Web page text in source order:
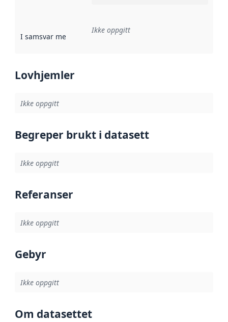
I samsvar med Referanse til en implementasjonsregel
Ikke oppgitt
Lovhjemler
Ikke oppgitt
Begreper brukt i datasett
Ikke oppgitt
Referanser
Ikke oppgitt
Gebyr
Ikke oppgitt
Om datasettet